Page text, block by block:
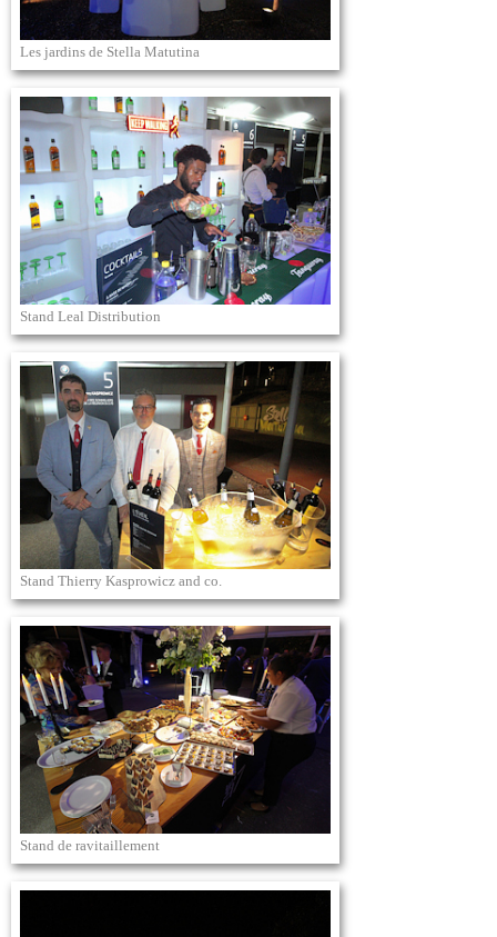
Les jardins de Stella Matutina
Stand Leal Distribution
Stand Thierry Kasprowicz and co.
Stand de ravitaillement